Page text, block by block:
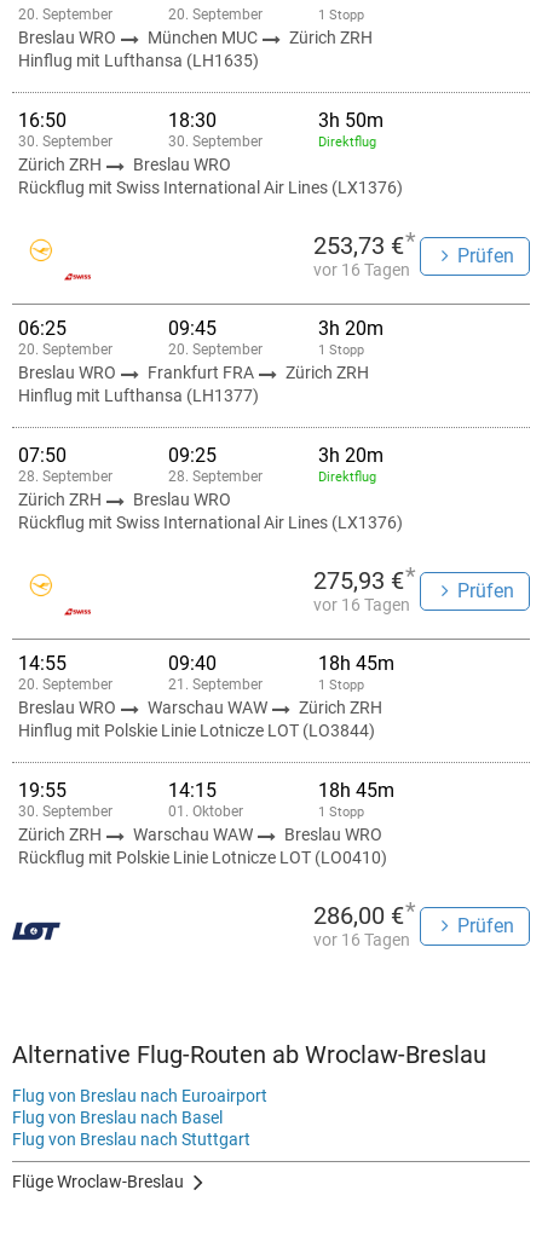
20. September 20. September 1 Stopp
Breslau WRO München MUC
Zürich ZRH
Hinflug mit Lufthansa (LH1635)
16:50
30. September
18:30
30. September
3h 50m
Direktflug
Zürich ZRH
Breslau WRO
Rückflug mit Swiss International Air Lines (LX1376)
253,73 €*
vor 16 Tagen
Prüfen
06:25
20. September
09:45
20. September
3h 20m
1 Stopp
Breslau WRO Frankfurt FRA
Zürich ZRH
Hinflug mit Lufthansa (LH1377)
07:50
28. September
09:25
28. September
3h 20m
Direktflug
Zürich ZRH
Breslau WRO
Rückflug mit Swiss International Air Lines (LX1376)
275,93 €*
vor 16 Tagen
Prüfen
14:55
20. September
09:40
21. September
18h 45m
1 Stopp
Breslau WRO Warschau WAW
Zürich ZRH
Hinflug mit Polskie Linie Lotnicze LOT (LO3844)
19:55
30. September
14:15
01. Oktober
18h 45m
1 Stopp
Zürich ZRH Warschau WAW
Breslau WRO
Rückflug mit Polskie Linie Lotnicze LOT (LO0410)
286,00 €*
vor 16 Tagen
Prüfen
Alternative Flug-Routen ab Wroclaw-Breslau
Flug von Breslau nach Euroairport
Flug von Breslau nach Basel
Flug von Breslau nach Stuttgart
Flüge Wroclaw-Breslau